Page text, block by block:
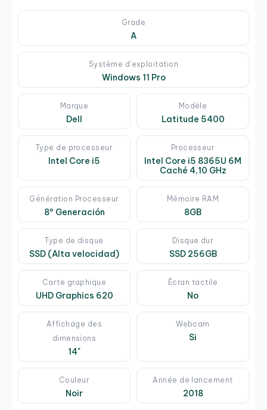
Grade
A
Système d'exploitation
Windows 11 Pro
Marque
Dell
Modèle
Latitude 5400
Type de processeur
Intel Core i5
Processeur
Intel Core i5 8365U 6M
Caché 4,10 GHz
Génération Processeur
8º Generación
Mémoire RAM
8GB
Type de disque
SSD (Alta velocidad)
Disque dur
SSD 256GB
Carte graphique
UHD Graphics 620
Écran tactile
No
Affichage des
dimensions
14"
Webcam
Si
Couleur
Noir
Année de lancement
2018